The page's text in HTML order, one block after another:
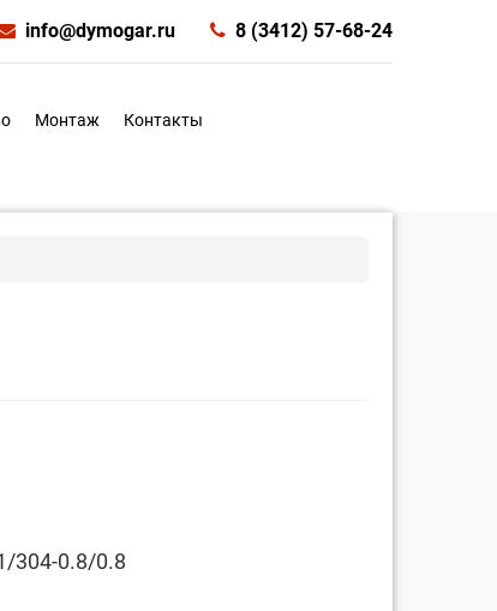
info@dymogar.ru 8 (3412) 57-68-24
Монтаж Контакты
304-0.8/0.8